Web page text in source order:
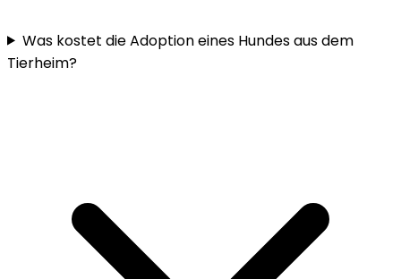
Was kostet die Adoption eines Hundes aus dem
Tierheim?